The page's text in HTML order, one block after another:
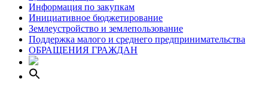
Информация по закупкам
Инициативное бюджетирование
Землеустройство и землепользование
Поддержка малого и среднего предпринимательства
ОБРАЩЕНИЯ ГРАЖДАН